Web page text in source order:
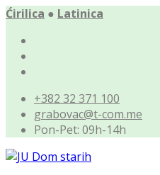
Ćirilica ● Latinica
+382 32 371 100
grabovac@t-com.me
Pon-Pet: 09h-14h